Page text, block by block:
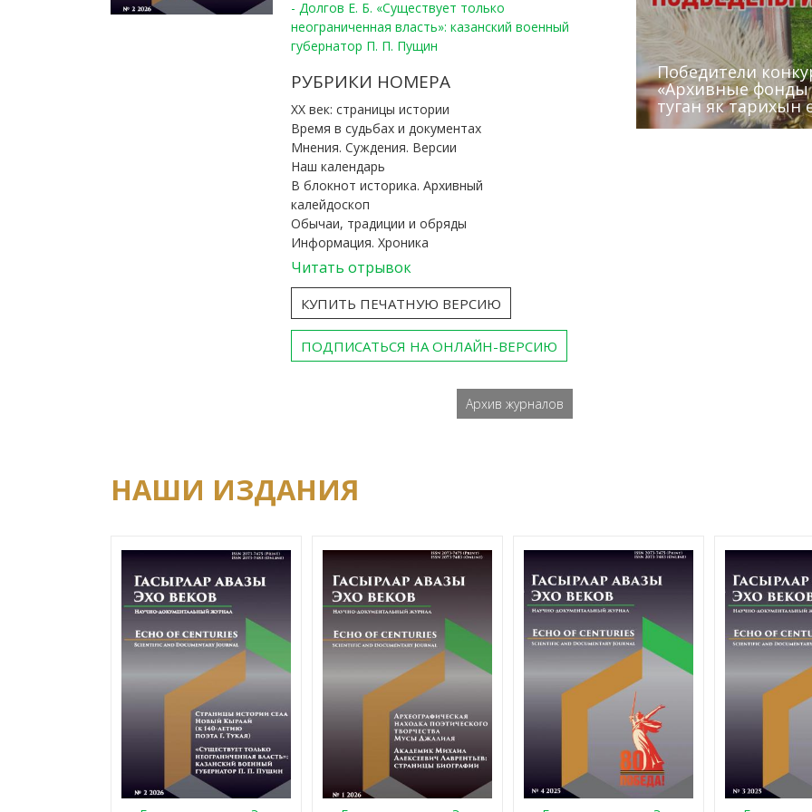
- Долгов Е. Б. «Существует только
неограниченная власть»: казанский военный
губернатор П. П. Пущин
РУБРИКИ НОМЕРА
ХХ век: страницы истории
Время в судьбах и документах
Мнения. Суждения. Версии
Наш календарь
В блокнот историка. Архивный
калейдоскоп
Обычаи, традиции и обряды
Информация. Хроника
Читать отрывок
КУПИТЬ ПЕЧАТНУЮ ВЕРСИЮ
ПОДПИСАТЬСЯ НА ОНЛАЙН-ВЕРСИЮ
Архив журналов
Победители
«Архивные фонды
туган як тарихын
Архивисты
Госархива
Сотрудники
Эхо веков»
(КХТИ)
«Мир архивов
НАШИ ИЗДАНИЯ